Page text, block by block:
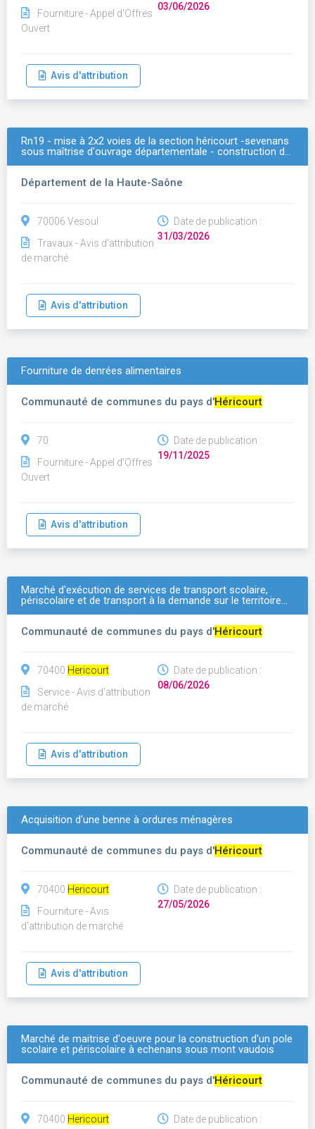
Fourniture - Appel d'Offres
Ouvert
03/06/2026
Avis d'attribution
Rn19 - mise à 2x2 voies de la section héricourt -sevenans
sous maîtrise d'ouvrage départementale - construction d…
Département de la Haute-Saône
70006 Vesoul
Travaux - Avis d'attribution
de marché
Date de publication :
31/03/2026
Avis d'attribution
Fourniture de denrées alimentaires
Communauté de communes du pays d'Héricourt
70
Fourniture - Appel d'Offres
Ouvert
Date de publication :
19/11/2025
Avis d'attribution
Marché d'exécution de services de transport scolaire,
périscolaire et de transport à la demande sur le territoire…
Communauté de communes du pays d'Héricourt
70400 Hericourt
Service - Avis d'attribution
de marché
Date de publication :
08/06/2026
Avis d'attribution
Acquisition d'une benne à ordures ménagères
Communauté de communes du pays d'Héricourt
70400 Hericourt
Fourniture - Avis
d'attribution de marché
Date de publication :
27/05/2026
Avis d'attribution
Marché de maitrise d'oeuvre pour la construction d'un pole
scolaire et périscolaire à echenans sous mont vaudois
Communauté de communes du pays d'Héricourt
70400 Hericourt
Date de publication :